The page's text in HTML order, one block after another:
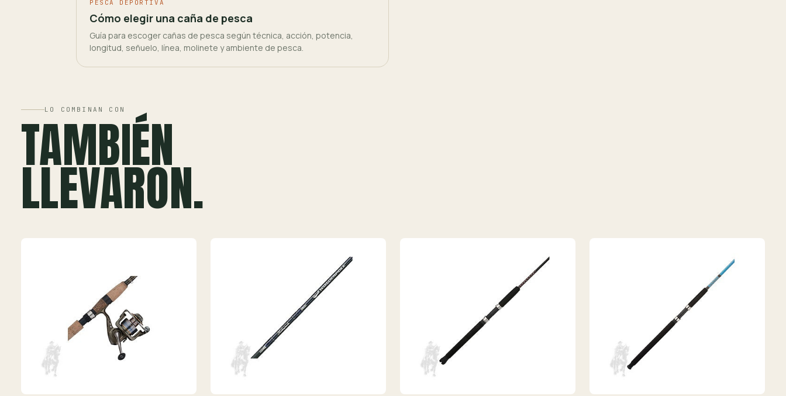
PESCA DEPORTIVA
Cómo elegir una caña de pesca
Guía para escoger cañas de pesca según técnica, acción, potencia,
longitud, señuelo, línea, molinete y ambiente de pesca.
LO COMBINAN CON
TAMBIÉN
LLEVARON.